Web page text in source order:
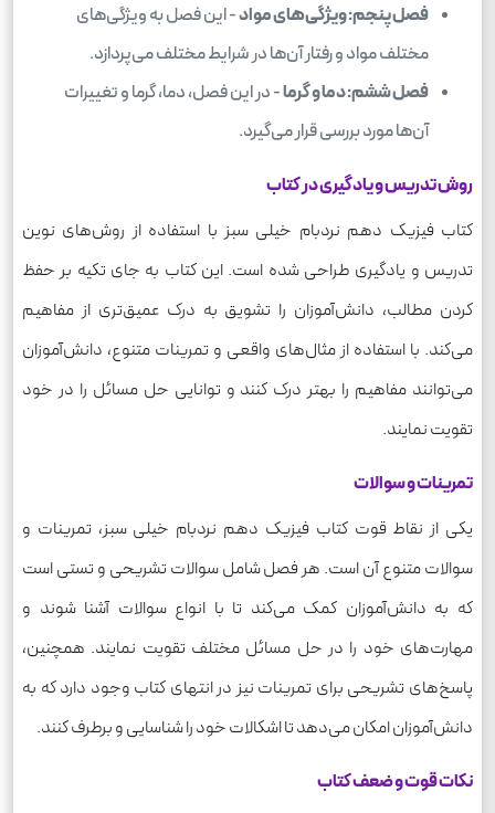
فصل پنجم: ویژگی‌های مواد- این فصل به ویژگی‌های
مختلف مواد و رفتار آن‌ها در شرایط مختلف می‌پردازد.
فصل ششم: دما و گرما- در این فصل، دما، گرما و تغییرات
آن‌ها مورد بررسی قرار می‌گیرد.
روش تدریس و یادگیری در کتاب
کتاب فیزیک دهم نردبام خیلی سبز با استفاده از روش‌های نوین
تدریس و یادگیری طراحی شده است. این کتاب به جای تکیه بر حفظ
کردن مطالب، دانش‌آموزان را تشویق به درک عمیق‌تری از مفاهیم
می‌کند. با استفاده از مثال‌های واقعی و تمرینات متنوع، دانش‌آموزان
می‌توانند مفاهیم را بهتر درک کنند و توانایی حل مسائل را در خود
تقویت نمایند.
تمرینات و سوالات
یکی از نقاط قوت کتاب فیزیک دهم نردبام خیلی سبز، تمرینات و
سوالات متنوع آن است. هر فصل شامل سوالات تشریحی و تستی است
که به دانش‌آموزان کمک می‌کند تا با انواع سوالات آشنا شوند و
مهارت‌های خود را در حل مسائل مختلف تقویت نمایند. همچنین،
پاسخ‌های تشریحی برای تمرینات نیز در انتهای کتاب وجود دارد که به
دانش‌آموزان امکان می‌دهد تا اشکالات خود را شناسایی و برطرف کنند.
نکات قوت و ضعف کتاب